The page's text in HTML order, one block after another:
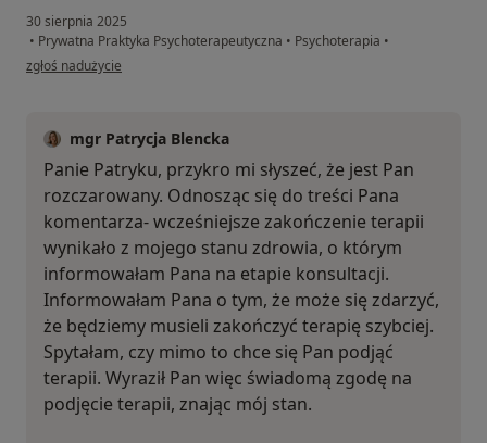
30 sierpnia 2025
• Prywatna Praktyka Psychoterapeutyczna • Psychoterapia •
w opinii użytkownika Patryk
zgłoś nadużycie
mgr Patrycja Blencka
Panie Patryku, przykro mi słyszeć, że jest Pan
rozczarowany. Odnosząc się do treści Pana
komentarza- wcześniejsze zakończenie terapii
wynikało z mojego stanu zdrowia, o którym
informowałam Pana na etapie konsultacji.
Informowałam Pana o tym, że może się zdarzyć,
że będziemy musieli zakończyć terapię szybciej.
Spytałam, czy mimo to chce się Pan podjąć
terapii. Wyraził Pan więc świadomą zgodę na
podjęcie terapii, znając mój stan.